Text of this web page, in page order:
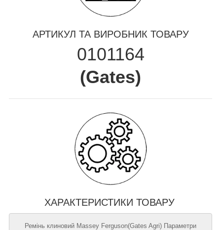
АРТИКУЛ ТА ВИРОБНИК ТОВАРУ
0101164
(Gates)
ХАРАКТЕРИСТИКИ ТОВАРУ
Ремінь клиновий Massey Ferguson(Gates Agri) Параметри